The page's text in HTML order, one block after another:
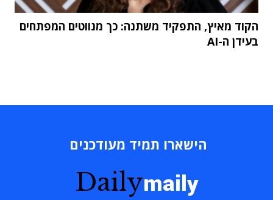
הקוד מאיץ, התפקיד משתנה: כך מנווטים המפתחים
בעידן ה-AI
הישארו תמיד מעודכנים
Dailymaily